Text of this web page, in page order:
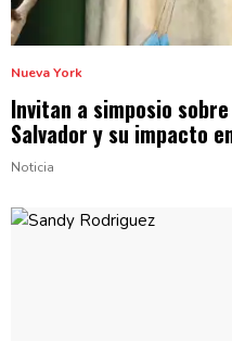
Nueva York
Invitan a simposio
Salvador y su impacto
Noticia